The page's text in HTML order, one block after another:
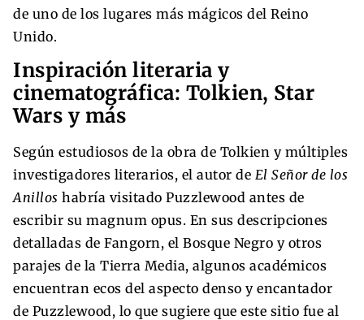
de uno de los lugares más mágicos del Reino
Unido.
Inspiración literaria y
cinematográfica: Tolkien, Star
Wars y más
Según estudiosos de la obra de Tolkien y múltiples
investigadores literarios, el autor de El Señor de los
Anillos habría visitado Puzzlewood antes de
escribir su magnum opus. En sus descripciones
detalladas de Fangorn, el Bosque Negro y otros
parajes de la Tierra Media, algunos académicos
encuentran ecos del aspecto denso y encantador
de Puzzlewood, lo que sugiere que este sitio fue al